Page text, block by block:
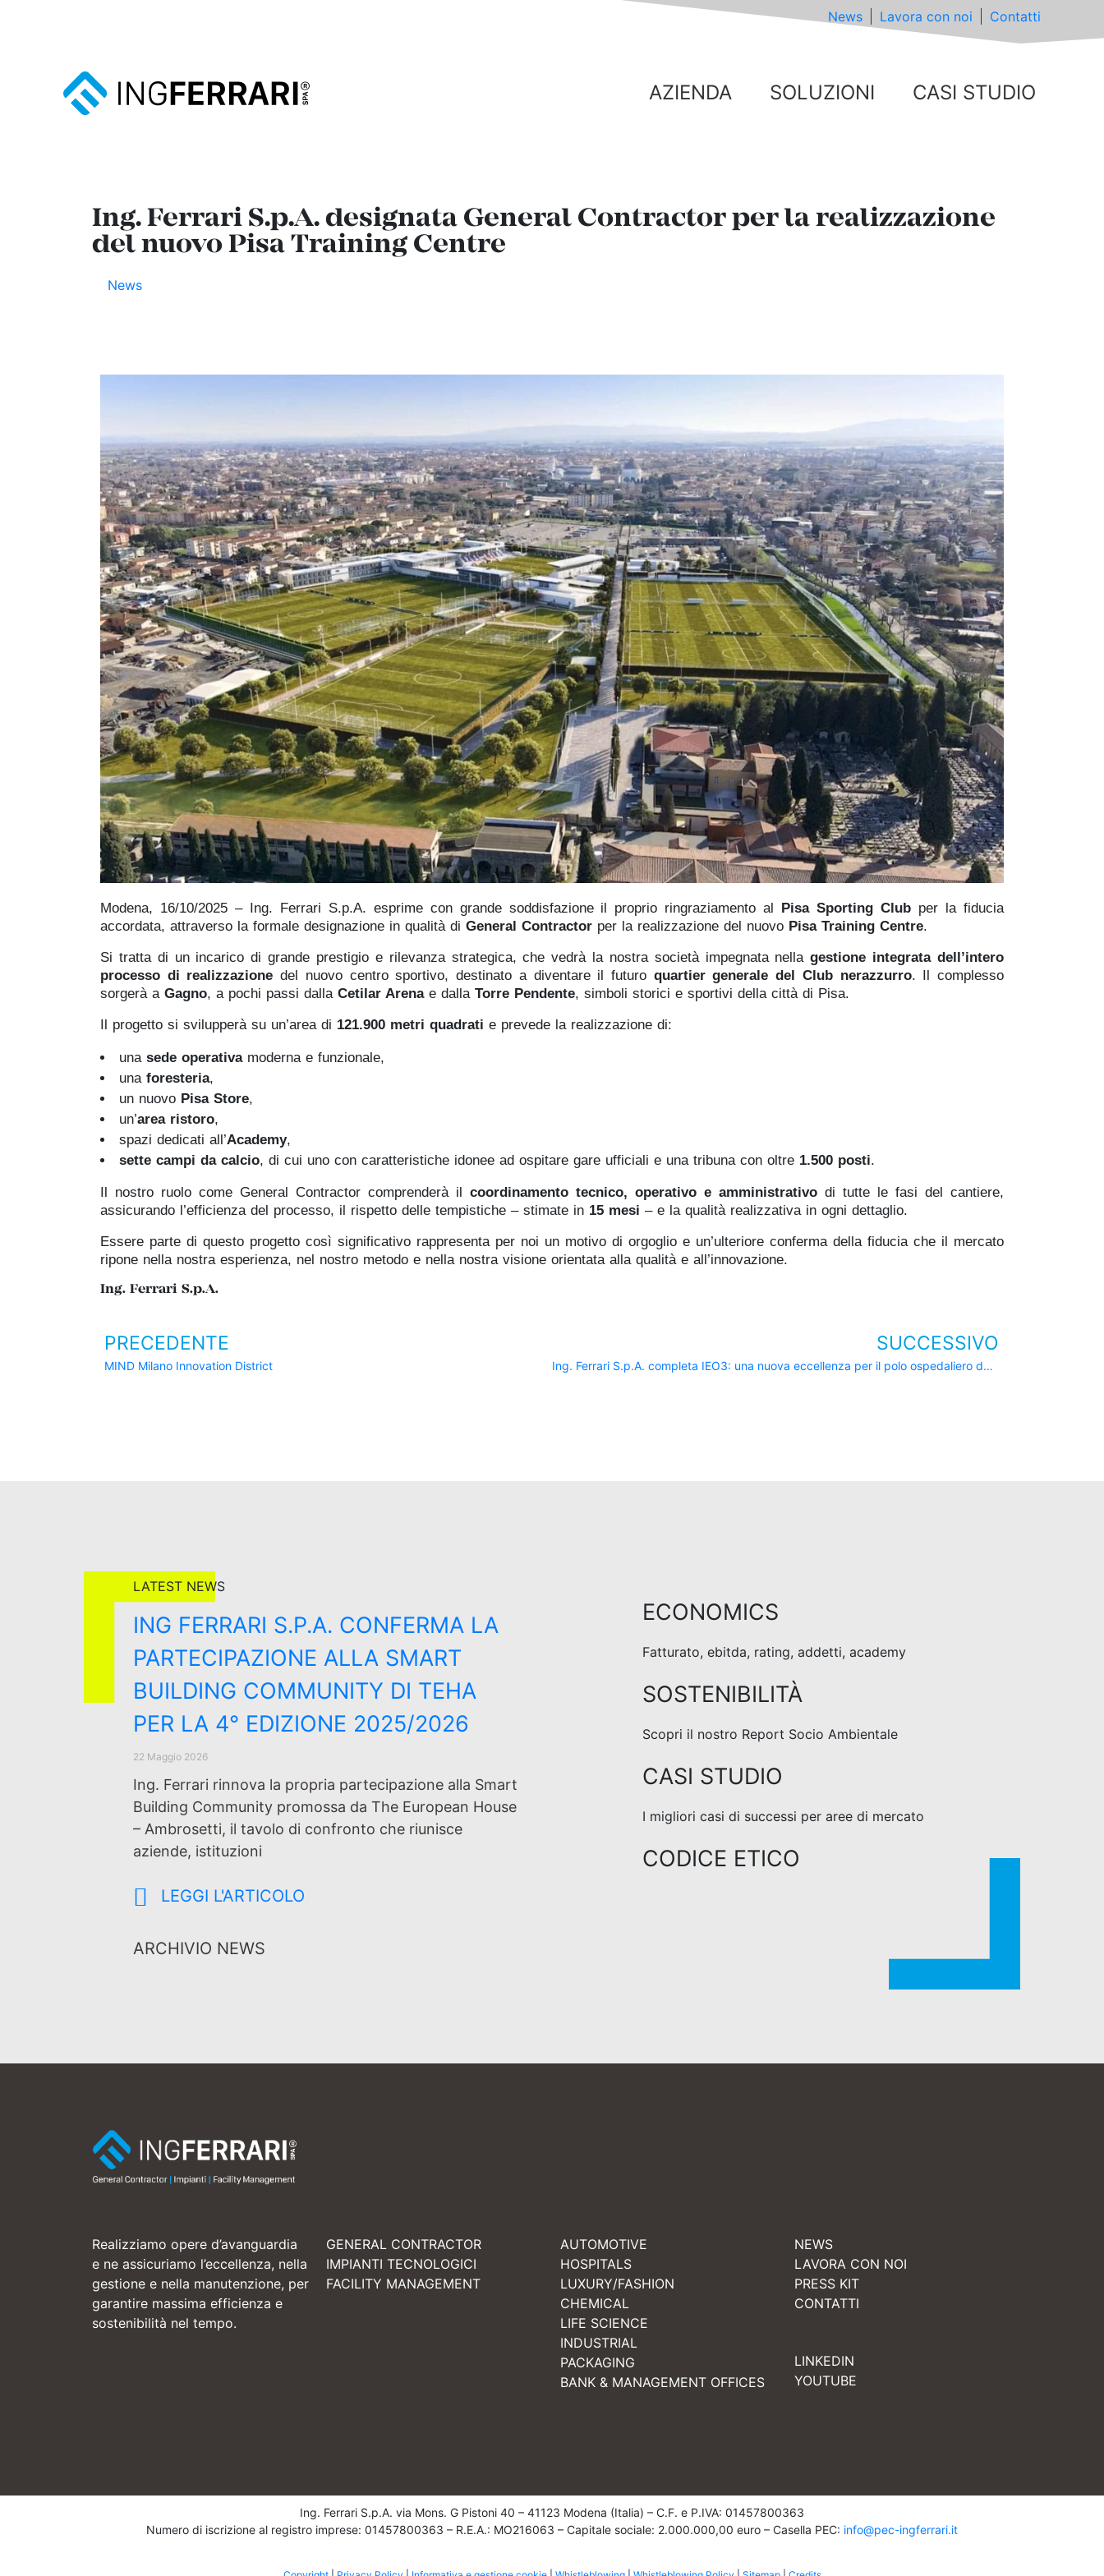
News Lavora con noi Contatti
AZIENDA SOLUZIONI CASI STUDIO
Ing. Ferrari S.p.A. designata General Contractor per la realizzazione
del nuovo Pisa Training Centre
News
Modena, 16/10/2025 – Ing. Ferrari S.p.A. esprime con grande soddisfazione il proprio ringraziamento al Pisa Sporting Club per la fiducia
accordata, attraverso la formale designazione in qualità di General Contractor per la realizzazione del nuovo Pisa Training Centre.
Si tratta di un incarico di grande prestigio e rilevanza strategica, che vedrà la nostra società impegnata nellagestione integrata dell’intero
processo di realizzazione del nuovo centro sportivo, destinato a diventare il futuro quartier generale del Club nerazzurro. Il complesso
sorgerà a Gagno, a pochi passi dalla Cetilar Arenae dalla Torre Pendente, simboli storici e sportivi della città di Pisa.
Il progetto si svilupperà su un’area di 121.900 metri quadrati e prevede la realizzazione di:
una sede operativamoderna e funzionale,
una foresteria,
un nuovo Pisa Store,
un’area ristoro,
spazi dedicati all’Academy,
sette campi da calcio, di cui uno con caratteristiche idonee ad ospitare gare ufficiali e una tribuna con oltre 1.500 posti.
Il nostro ruolo come General Contractor comprenderà il coordinamento tecnico, operativo e amministrativo di tutte le fasi del cantiere,
assicurando l’efficienza del processo, il rispetto delle tempistiche – stimate in 15 mesi – e la qualità realizzativa in ogni dettaglio.
Essere parte di questo progetto così significativo rappresenta per noi un motivo di orgoglio e un’ulteriore conferma della fiducia che il mercato
ripone nella nostra esperienza, nel nostro metodo e nella nostra visione orientata alla qualità e all’innovazione.
Ing. Ferrari S.p.A.
PRECEDENTE
MIND Milano Innovation District
SUCCESSIVO
Ing. Ferrari S.p.A. completa IEO3: una nuova eccellenza per il polo ospedaliero dell’Istituto Europeo di Oncologia
LATEST NEWS
ING FERRARI S.P.A. CONFERMA LA
PARTECIPAZIONE ALLA SMART
BUILDING COMMUNITY DI TEHA
PER LA 4° EDIZIONE 2025/2026
22 Maggio 2026
Ing. Ferrari rinnova la propria partecipazione alla Smart
Building Community promossa da The European House
– Ambrosetti, il tavolo di confronto che riunisce
aziende, istituzioni
LEGGI L'ARTICOLO
ARCHIVIO NEWS
ECONOMICS
Fatturato, ebitda, rating, addetti, academy
SOSTENIBILITÀ
Scopri il nostro Report Socio Ambientale
CASI STUDIO
I migliori casi di successi per aree di mercato
CODICE ETICO
Realizziamo opere d’avanguardia
e ne assicuriamo l’eccellenza, nella
gestione e nella manutenzione, per
garantire massima efficienza e
sostenibilità nel tempo.
GENERAL CONTRACTOR
IMPIANTI TECNOLOGICI
FACILITY MANAGEMENT
AUTOMOTIVE
HOSPITALS
LUXURY/FASHION
CHEMICAL
LIFE SCIENCE
INDUSTRIAL
PACKAGING
BANK & MANAGEMENT OFFICES
NEWS
LAVORA CON NOI
PRESS KIT
CONTATTI
LINKEDIN
YOUTUBE
Ing. Ferrari S.p.A. via Mons. G Pistoni 40 – 41123 Modena (Italia) – C.F. e P.IVA: 01457800363
Numero di iscrizione al registro imprese: 01457800363 – R.E.A.: MO216063 – Capitale sociale: 2.000.000,00 euro – Casella PEC: info@pec-ingferrari.it